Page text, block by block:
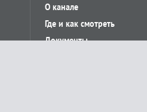
О канале
Где и как смотреть
Документы